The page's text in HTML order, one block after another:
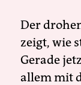
Der
zeigt, wie
Gerade
allem mit